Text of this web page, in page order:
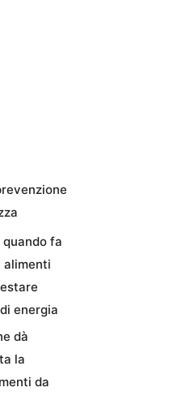
fa
alimenti
energia
dà
la
da